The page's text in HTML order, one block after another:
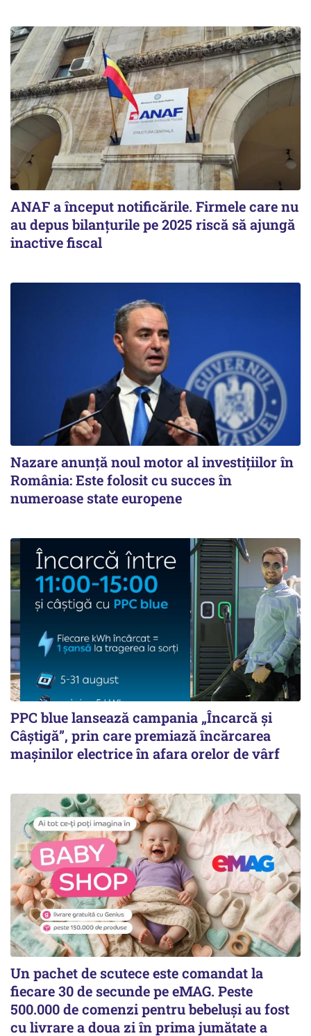
ANAF a început notificările. Firmele care nu
au depus bilanțurile pe 2025 riscă să ajungă
inactive fiscal
Nazare anunță noul motor al investițiilor în
România: Este folosit cu succes în
numeroase state europene
PPC blue lansează campania „Încarcă și
Câștigă”, prin care premiază încărcarea
mașinilor electrice în afara orelor de vârf
Un pachet de scutece este comandat la
fiecare 30 de secunde pe eMAG. Peste
500.000 de comenzi pentru bebeluși au fost
cu livrare a doua zi în prima jumătate a